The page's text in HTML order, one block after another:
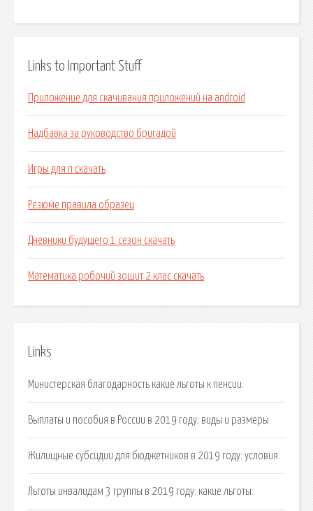
Links to Important Stuff
Приложение для скачивания приложений на android
Надбавка за руководство бригадой
Игры для п скачать
Резюме правила образец
Дневники будущего 1 сезон скачать
Математика робочий зошит 2 клас скачать
Links
Министерская благодарность какие льготы к пенсии.
Выплаты и пособия в России в 2019 году: виды и размеры.
Жилищные субсидии для бюджетников в 2019 году: условия.
Льготы инвалидам 3 группы в 2019 году: какие льготы.